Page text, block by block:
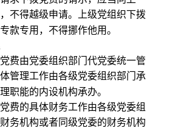
不得越级申请。上级党组织下拨
款专用，不得挪作他用。
费由党委组织部门代党委统一管
管理工作由各级党委组织部门承
职能的内设机构承办。
费的具体财务工作由各级党委组
务机构或者同级党委的财务机构